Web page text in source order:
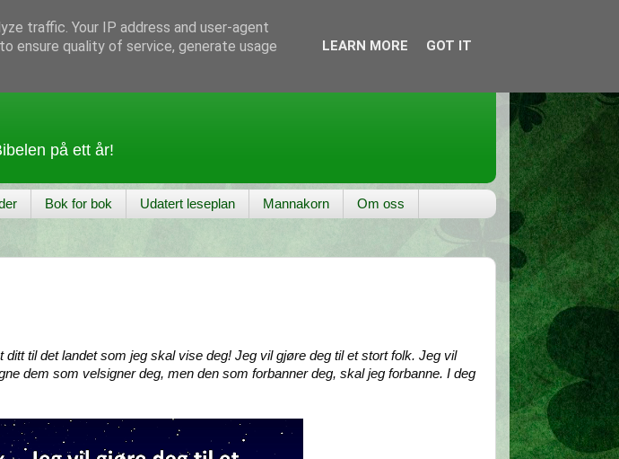
på ett år!
Bok for bok Udatert leseplan Mannakorn Om oss
til det landet som jeg skal vise deg! Jeg vil gjøre deg til et stort folk. Jeg vil
dem som velsigner deg, men den som forbanner deg, skal jeg forbanne. I deg
traffic. Your IP address and user-agent
ensure quality of service, generate usage
LEARN MORE GOT IT